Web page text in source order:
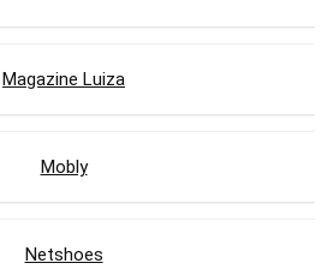
Magazine Luiza
Mobly
Netshoes